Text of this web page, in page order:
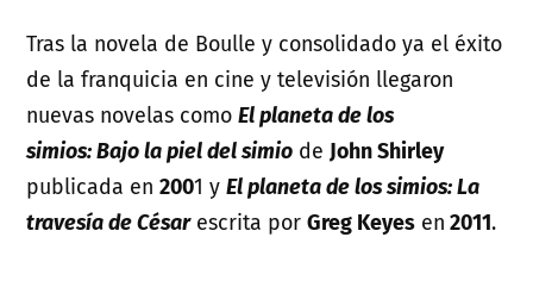
Tras la novela de Boulle y consolidado ya el éxito
de la franquicia en cine y televisión llegaron
nuevas novelas comoEl planeta de los
simios: Bajo la piel del simio de John Shirley
publicada en2001 yEl planeta de los simios: La
travesía de Césarescrita porGreg Keyes en 2011.